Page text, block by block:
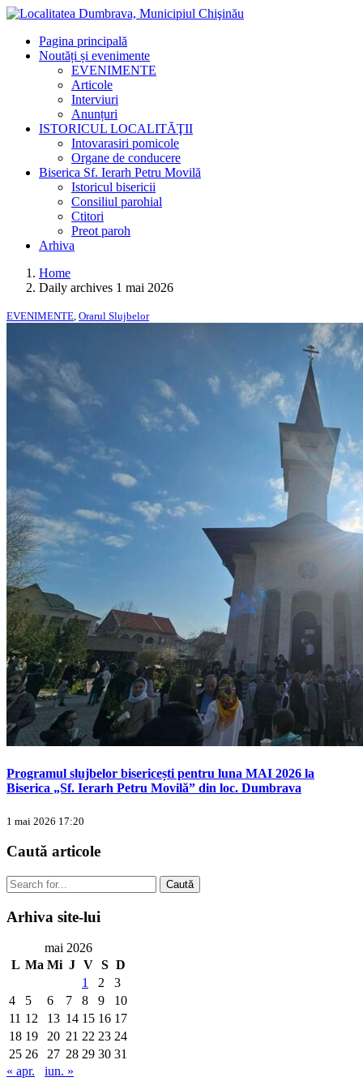
Pagina principală
Noutăți și evenimente
EVENIMENTE
Articole
Interviuri
Anunțuri
ISTORICUL LOCALITĂŢII
Intovarasiri pomicole
Organe de conducere
Biserica Sf. Ierarh Petru Movilă
Istoricul bisericii
Consiliul parohial
Ctitori
Preot paroh
Arhiva
Home
Daily archives 1 mai 2026
EVENIMENTE, Orarul Slujbelor
Programul slujbelor bisericești pentru luna MAI 2026 la
Biserica „Sf. Ierarh Petru Movilă” din loc. Dumbrava
1 mai 2026 17:20
Caută articole
Caută
Arhiva site-lui
mai 2026
L Ma Mi J V S D
1
2
3
4
5 6 7 8 9
10
11 12 13 14 15 16 17
18 19 20 21 22 23 24
25 26 27 28 29 30 31
« apr.
iun. »